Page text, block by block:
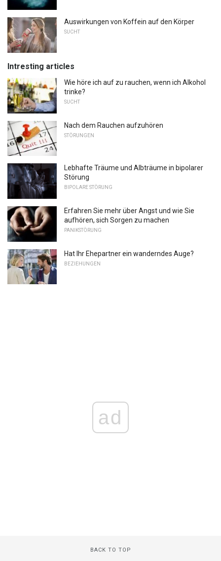
Auswirkungen von Koffein auf den Körper
SUCHT
Intresting articles
Wie höre ich auf zu rauchen, wenn ich Alkohol
trinke?
SUCHT
Nach dem Rauchen aufzuhören
STÖRUNGEN
Lebhafte Träume und Albträume in bipolarer
Störung
BIPOLARE STÖRUNG
Erfahren Sie mehr über Angst und wie Sie
aufhören, sich Sorgen zu machen
PANIKSTÖRUNG
Hat Ihr Ehepartner ein wanderndes Auge?
BEZIEHUNGEN
ad
BACK TO TOP